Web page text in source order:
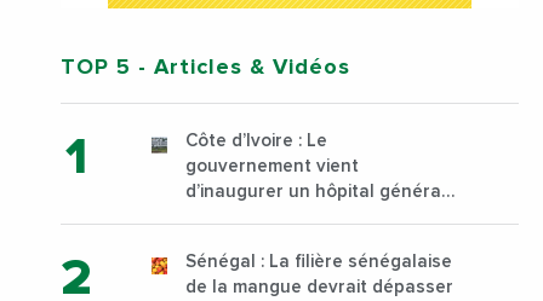
TOP 5 - Articles & Vidéos
Côte d’Ivoire : Le
gouvernement vient
d’inaugurer un hôpital général
Sénégal : La filière sénégalaise
de la mangue devrait dépasser